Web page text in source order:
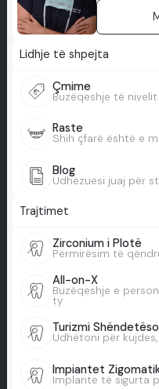
Lidhje të shpejta
Çmime
Buzëqeshje të
Raste
Shih çfarë është e
Blog
Udhëzuesi juaj për
Trajtimet
Zirconium i Plotë
Përmirësim të
All-on-X
Buzëqeshje e
ty
Turizmi
Udhëtoni për
Impiantet
Implante të sigurta